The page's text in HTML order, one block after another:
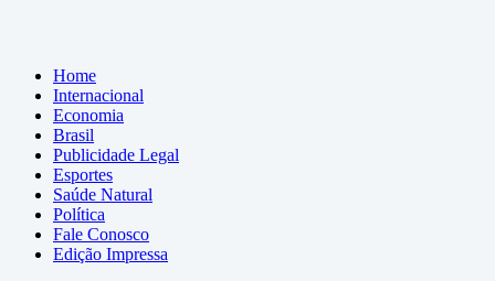
Home
Internacional
Economia
Brasil
Publicidade Legal
Esportes
Saúde Natural
Política
Fale Conosco
Edição Impressa